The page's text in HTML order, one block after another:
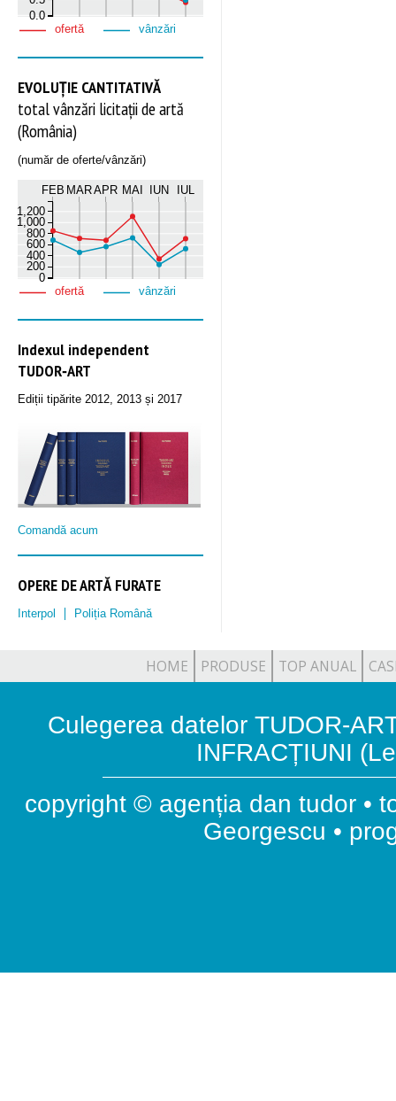
0.0
ofertă vânzări
EVOLUȚIE CANTITATIVĂ
total vânzări licitații de artă
(România)
(număr de oferte/vânzări)
FEB MARAPR MAI IUN IUL
0
200
400
600
800
1,000
1,200
ofertă vânzări
Indexul independent
TUDOR‑ART
Ediții tipărite 2012, 2013 și 2017
Comandă acum
OPERE DE ARTĂ FURATE
Interpol Poliția Română
HOME PRODUSE TOP ANUAL
Culegerea datelor TUDOR-
INFRACȚIUNI
copyright © agenția dan tudor •
Georgescu •